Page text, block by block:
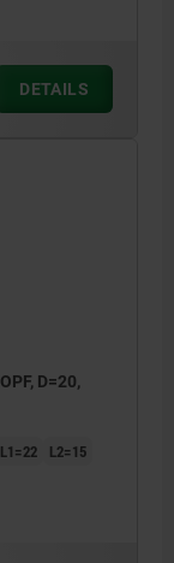
DETAILS
D=20,
L1=22
L2=15